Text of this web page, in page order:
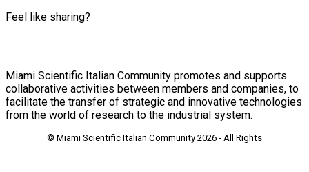
Feel like sharing?
Miami Scientific Italian Community promotes and supports
collaborative activities between members and companies, to
facilitate the transfer of strategic and innovative technologies
from the world of research to the industrial system.
© Miami Scientific Italian Community 2026 - All Rights